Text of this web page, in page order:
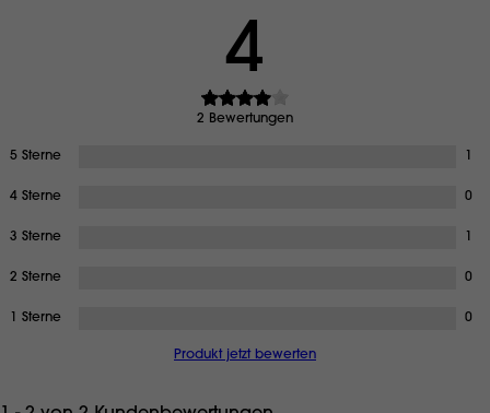
4
2 Bewertungen
5 Sterne
4 Sterne 0
3 Sterne
2 Sterne 0
1 Sterne 0
Produkt jetzt bewerten